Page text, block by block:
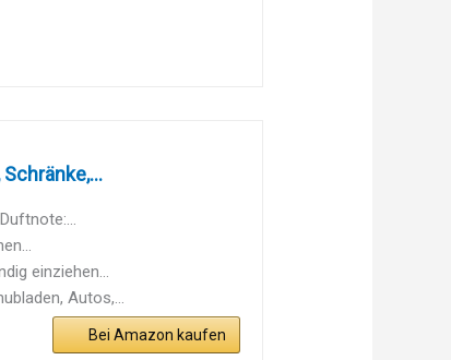
einziehen...
Autos,...
Bei Amazon kaufen